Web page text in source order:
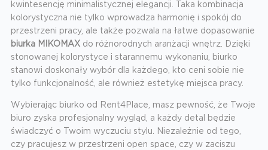
kwintesencję minimalistycznej elegancji. Taka kombinacja
kolorystyczna nie tylko wprowadza harmonię i spokój do
przestrzeni pracy, ale także pozwala na łatwe dopasowanie
biurka MIKOMAX do różnorodnych aranżacji wnętrz. Dzięki
stonowanej kolorystyce i starannemu wykonaniu, biurko
stanowi doskonały wybór dla każdego, kto ceni sobie nie
tylko funkcjonalność, ale również estetykę miejsca pracy.
Wybierając biurko od Rent4Place, masz pewność, że Twoje
biuro zyska profesjonalny wygląd, a każdy detal będzie
świadczyć o Twoim wyczuciu stylu. Niezależnie od tego,
czy pracujesz w przestrzeni open space, czy w zaciszu